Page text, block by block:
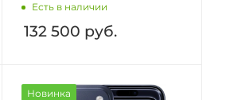
Есть в наличии
132 500 руб.
Новинка